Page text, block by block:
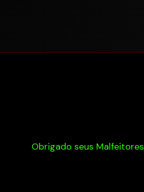
Obrigado seus Malfeitores